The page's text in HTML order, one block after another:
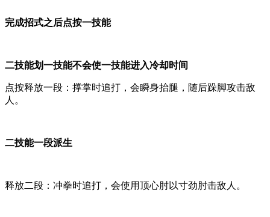
完成招式之后点按一技能
二技能划一技能不会使一技能进入冷却时间
点按释放一段：撑掌时追打，会瞬身抬腿，随后跺脚攻击敌
人。
二技能一段派生
释放二段：冲拳时追打，会使用顶心肘以寸劲肘击敌人。